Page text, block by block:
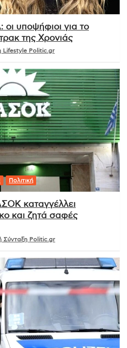
οι υποψήφιοι για το
της Χρονιάς
Lifestyle Politic.gr
Πολιτική
καταγγέλλει
και ζητά σαφές
Σύνταξη Politic.gr